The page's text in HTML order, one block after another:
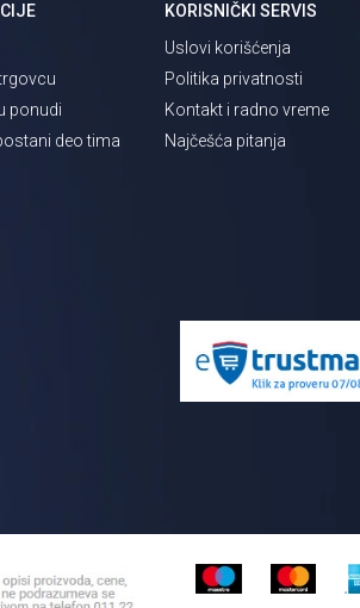
ponudi
deo tima
KORISNIČKI SERVIS
Uslovi korišćenja
Politika privatnosti
Kontakt i radno vreme
Najčešća pitanja